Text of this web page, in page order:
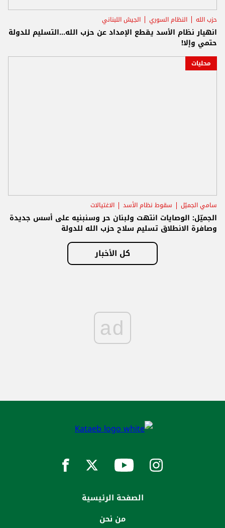
حزب الله النظام السوري الجيش اللبناني
انهيار نظام الأسد يقطع الإمداد عن حزب الله...التسليم للدولة
حتمي وإلا!
محليات
سامي الجميّل سقوط نظام الأسد الاغتيالات
الجميّل: الوصايات انتهت ولبنان حر وسنبنيه على أسس جديدة
وصافرة الانطلاق تسليم سلاح حزب الله للدولة
كل الأخبار
ad
الصفحة الرئيسية
من نحن